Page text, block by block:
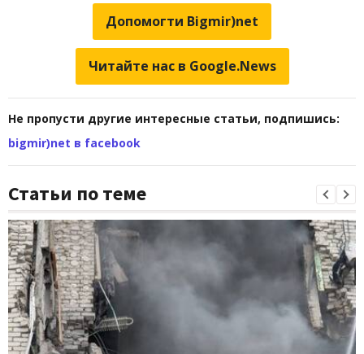
Допомогти Bigmir)net
Читайте нас в Google.News
Не пропусти другие интересные статьи, подпишись:
bigmir)net в facebook
Статьи по теме